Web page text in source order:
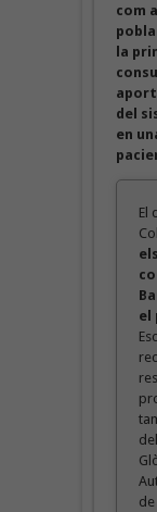
com
la
del
en
El
el